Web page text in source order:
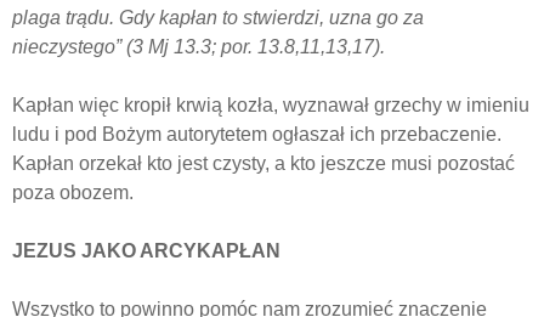
plaga trądu. Gdy kapłan to stwierdzi, uzna go za
nieczystego”(3 Mj 13.3; por. 13.8,11,13,17).
Kapłan więc kropił krwią kozła, wyznawał grzechy w imieniu
ludu i pod Bożym autorytetem ogłaszał ich przebaczenie.
Kapłan orzekał kto jest czysty, a kto jeszcze musi pozostać
poza obozem.
JEZUS JAKO ARCYKAPŁAN
Wszystko to powinno pomóc nam zrozumieć znaczenie